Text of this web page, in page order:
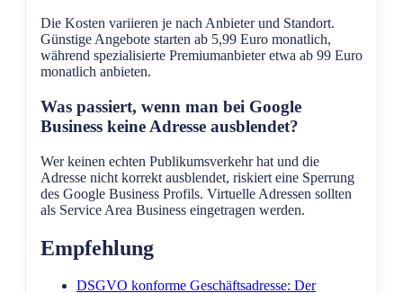
Die Kosten variieren je nach Anbieter und Standort.
Günstige Angebote starten ab 5,99 Euro monatlich,
während spezialisierte Premiumanbieter etwa ab 99 Euro
monatlich anbieten.
Was passiert, wenn man bei Google
Business keine Adresse ausblendet?
Wer keinen echten Publikumsverkehr hat und die
Adresse nicht korrekt ausblendet, riskiert eine Sperrung
des Google Business Profils. Virtuelle Adressen sollten
als Service Area Business eingetragen werden.
Empfehlung
DSGVO konforme Geschäftsadresse: Der